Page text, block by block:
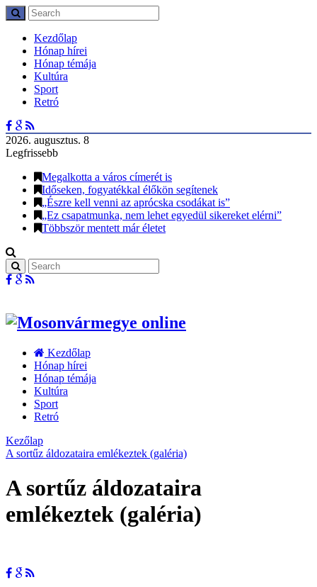
Kezdőlap
Hónap hírei
Hónap témája
Kultúra
Sport
Retró
2026. augusztus. 8
Legfrissebb
Megalkotta a város címerét is
Időseken, fogyatékkal élőkön segítenek
„Észre kell venni az aprócska csodákat is”
„Ez csapatmunka, nem lehet egyedül sikereket elérni”
Többször mentett már életet
Kezdőlap
Hónap hírei
Hónap témája
Kultúra
Sport
Retró
Kezőlap
A sortűz áldozataira emlékeztek (galéria)
A sortűz áldozataira
emlékeztek (galéria)